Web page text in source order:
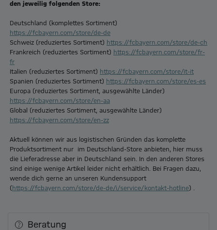
den jeweilig folgenden Store:
Deutschland (komplettes Sortiment)
https://fcbayern.com/store/de-de
Schweiz (reduziertes Sortiment) https://fcbayern.com/store/de-ch
Frankreich (reduziertes Sortiment) https://fcbayern.com/store/fr-
fr
Italien (reduziertes Sortiment) https://fcbayern.com/store/it-it
Spanien (reduziertes Sortiment) https://fcbayern.com/store/es-es
Europa (reduziertes Sortiment, ausgewählte Länder)
https://fcbayern.com/store/en-aa
Global (reduziertes Sortiment, ausgewählte Länder)
https://fcbayern.com/store/en-zz
Aktuell können wir aus logistischen Gründen das komplette
Produktsortiment nur im Deutschland-Store anbieten, hier muss
die Lieferadresse aber in Deutschland sein. In den anderen Stores
sind einige wenige Artikel leider nicht erhältlich. Bei Fragen dazu,
wende dich gerne an unseren Kundensupport
( https://fcbayern.com/store/de-de/i/service/kontakt-hotline) .
Beratung